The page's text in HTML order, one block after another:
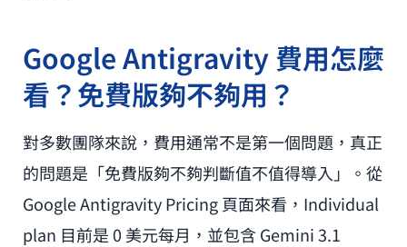
Google Antigravity 費用怎麼
看？免費版夠不夠用？
對多數團隊來說，費用通常不是第一個問題，真正
的問題是「免費版夠不夠判斷值不值得導入」。從
Google Antigravity Pricing 頁面來看，Individual
plan 目前是 0 美元每月，並包含 Gemini 3.1